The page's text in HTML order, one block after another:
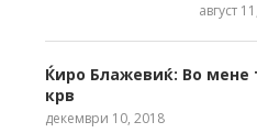
август
Ќиро Блажевиќ: Во мене
крв
декември 10, 2018